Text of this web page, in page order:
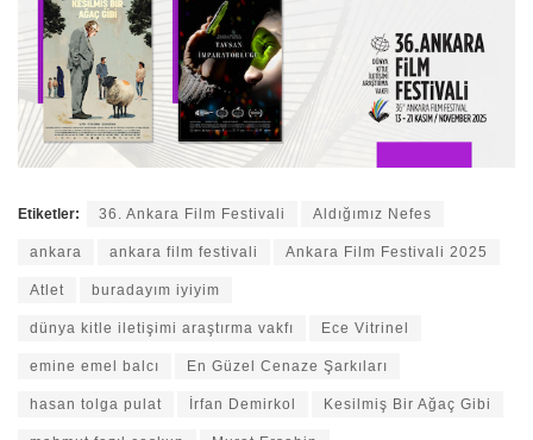
Etiketler: 36. Ankara Film Festivali Aldığımız Nefes
ankara ankara film festivali Ankara Film Festivali 2025
Atlet buradayım iyiyim
dünya kitle iletişimi araştırma vakfı Ece Vitrinel
emine emel balcı En Güzel Cenaze Şarkıları
hasan tolga pulat İrfan Demirkol Kesilmiş Bir Ağaç Gibi